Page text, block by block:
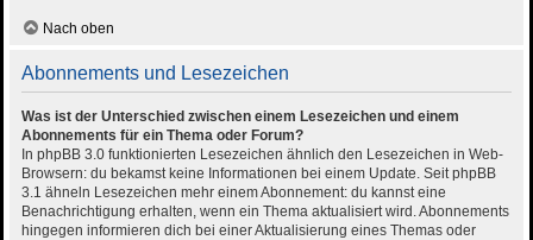
Nach oben
Abonnements und Lesezeichen
Was ist der Unterschied zwischen einem Lesezeichen und einem
Abonnements für ein Thema oder Forum?
In phpBB 3.0 funktionierten Lesezeichen ähnlich den Lesezeichen in Web-
Browsern: du bekamst keine Informationen bei einem Update. Seit phpBB
3.1 ähneln Lesezeichen mehr einem Abonnement: du kannst eine
Benachrichtigung erhalten, wenn ein Thema aktualisiert wird. Abonnements
hingegen informieren dich bei einer Aktualisierung eines Themas oder